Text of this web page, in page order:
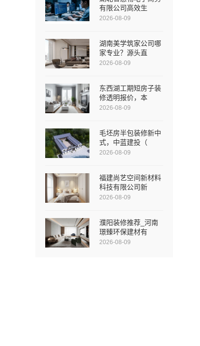
有限公司高效生
2026-08-09
湖南美学筑家公司哪
家专业？源头直
2026-08-09
东西湖工期短房子装
修透明报价，本
2026-08-09
毛坯房半包装修新中
式，中蓝建投（
2026-08-09
福建尚艺空间新材料
科技有限公司新
2026-08-09
濮阳装修推荐_河南
璟臻环保建材有
2026-08-09